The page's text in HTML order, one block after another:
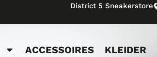
District 5 Sneakerstore
ACCESSOIRES KLEIDER